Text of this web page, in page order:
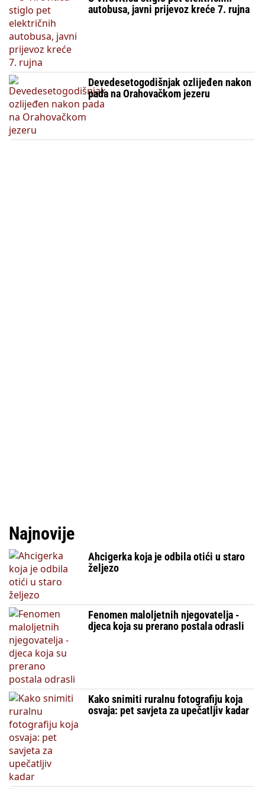
autobusa, javni prijevoz kreće 7. rujna
Devedesetogodišnjak ozlijeđen nakon
pada na Orahovačkom jezeru
Najnovije
Ahcigerka koja je odbila otići u staro
željezo
Fenomen maloljetnih njegovatelja -
djeca koja su prerano postala odrasli
Kako snimiti ruralnu fotografiju koja
osvaja: pet savjeta za upečatljiv kadar